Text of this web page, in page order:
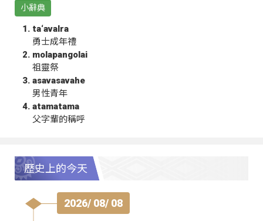
小辭典
ta‘avalra
勇士成年禮
molapangolai
祖靈祭
asavasavahe
男性青年
atamatama
父字輩的稱呼
歷史上的今天
2026/ 08/ 08